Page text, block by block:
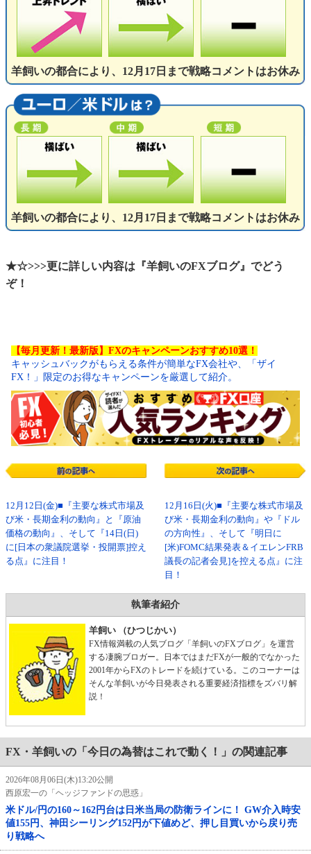
羊飼いの都合により、12月17日まで戦略コメントはお休み
羊飼いの都合により、12月17日まで戦略コメントはお休み
★☆>>>更に詳しい内容は『羊飼いのFXブログ』でどう
ぞ！
【毎月更新！最新版】FXのキャンペーンおすすめ10選！
キャッシュバックがもらえる条件が簡単なFX会社や、「ザイ
FX！」限定のお得なキャンペーンを厳選して紹介。
12月12日(金)■『主要な株式市場及
び米・長期金利の動向』と『原油
価格の動向』、そして『14日(日)
に[日本の衆議院選挙・投開票]控え
る点』に注目！
12月16日(火)■『主要な株式市場及
び米・長期金利の動向』や『ドル
の方向性』、そして『明日に
[米)FOMC結果発表＆イエレンFRB
議長の記者会見]を控える点』に注
目！
執筆者紹介
羊飼い （ひつじかい）
FX情報満載の人気ブログ「羊飼いのFXブログ」を運営
する凄腕ブロガー。日本ではまだFXが一般的でなかった
2001年からFXのトレードを続けている。このコーナーは
そんな羊飼いが今日発表される重要経済指標をズバリ解
説！
FX・羊飼いの「今日の為替はこれで動く！」の関連記事
2026年08月06日(木)13:20公開
西原宏一の「ヘッジファンドの思惑」
米ドル/円の160～162円台は日米当局の防衛ラインに！ GW介入時安
値155円、神田シーリング152円が下値めど、押し目買いから戻り売
り戦略へ